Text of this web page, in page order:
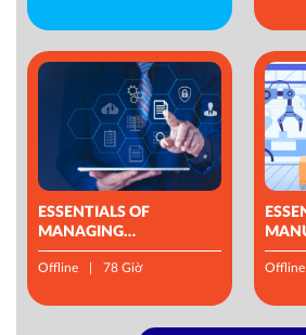
ESSENTIALS OF
MANAGING
OPERATIONS
Offline 78 Giờ Offline